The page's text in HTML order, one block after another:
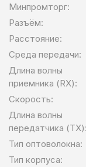
Минпромторг:
Разъём:
Расстояние:
Среда передачи:
Длина волны
приемника (RX):
Скорость:
Длина волны
передатчика (TX):
Тип оптоволокна:
Тип корпуса: